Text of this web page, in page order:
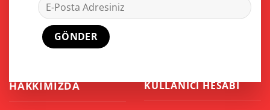
HAKKIMIZDA KULLANICI HESABI